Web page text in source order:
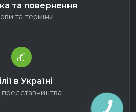
та повернення
та терміни
в Україні